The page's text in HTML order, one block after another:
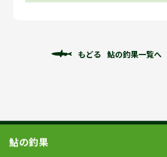
もどる 鮎の釣果一覧へ
鮎の釣果